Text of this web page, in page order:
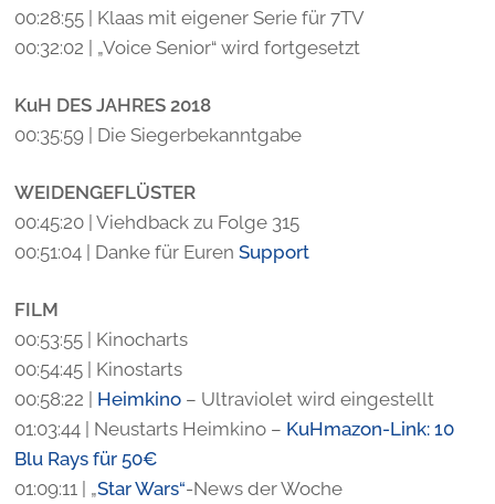
00:28:55 | Klaas mit eigener Serie für 7TV
00:32:02 | „Voice Senior“ wird fortgesetzt
KuH DES JAHRES 2018
00:35:59 | Die Siegerbekanntgabe
WEIDENGEFLÜSTER
00:45:20 | Viehdback zu Folge 315
00:51:04 | Danke für EurenSupport
FILM
00:53:55 | Kinocharts
00:54:45 | Kinostarts
00:58:22 | Heimkino – Ultraviolet wird eingestellt
01:03:44 | Neustarts Heimkino – KuHmazon-Link: 10
Blu Rays für 50€
01:09:11 | „Star Wars“-News der Woche